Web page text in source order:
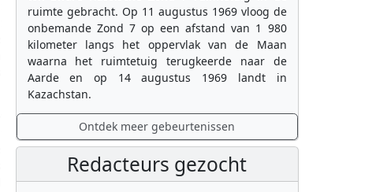
ruimte gebracht. Op 11 augustus 1969 vloog de
onbemande Zond 7 op een afstand van 1 980
kilometer langs het oppervlak van de Maan
waarna het ruimtetuig terugkeerde naar de
Aarde en op 14 augustus 1969 landt in
Kazachstan.
Ontdek meer gebeurtenissen
Redacteurs gezocht